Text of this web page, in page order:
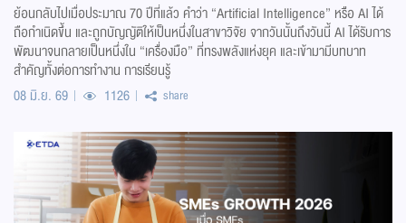
ย้อนกลับไปเมื่อประมาณ 70 ปีที่แล้ว คำว่า “Artificial Intelligence” หรือ AI ได้
ถือกำเนิดขึ้น และถูกบัญญัติให้เป็นหนึ่งในสาขาวิจัย จากวันนั้นถึงวันนี้ AI ได้รับการ
พัฒนาจนกลายเป็นหนึ่งใน “เครื่องมือ” ที่ทรงพลังแห่งยุค และเข้ามามีบทบาท
สำคัญทั้งต่อการทำงาน การเรียนรู้
08 มิ.ย. 69
1126 share